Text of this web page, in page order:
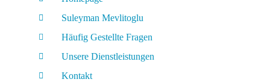
Suleyman Mevlitoglu
Häufig Gestellte Fragen
Unsere Dienstleistungen
Kontakt